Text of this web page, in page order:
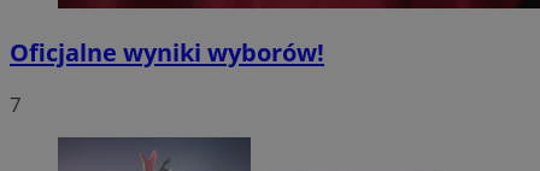
Oficjalne wyniki wyborów!
7